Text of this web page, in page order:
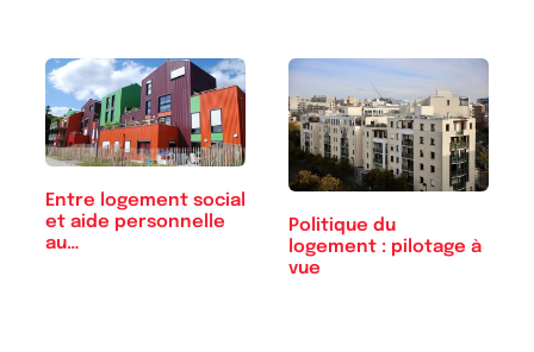
Entre logement social
et aide personnelle
au…
Politique du
logement : pilotage à
vue